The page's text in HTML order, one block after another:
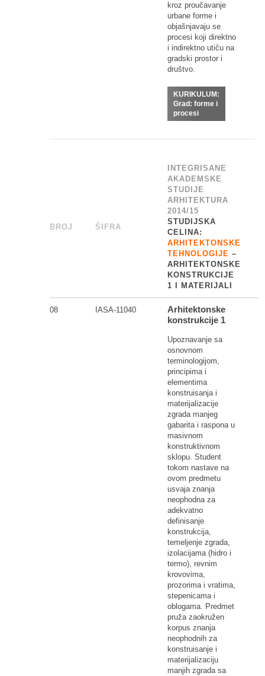
kroz proučavanje
urbane forme i
objašnjavaju se
procesi koji direktno
i indirektno utiču na
gradski prostor i
društvo.
KURIKULUM:
Grad: forme i
procesi
BROJ ŠIFRA
INTEGRISANE
AKADEMSKE
STUDIJE
ARHITEKTURA
2014/15
STUDIJSKA
CELINA:
ARHITEKTONSKE
TEHNOLOGIJE –
ARHITEKTONSKE
KONSTRUKCIJE
1 I MATERIJALI
08 IASA-11040
Arhitektonske
konstrukcije 1
Upoznavanje sa
osnovnom
terminologijom,
principima i
elementima
konstruisanja i
materijalizacije
zgrada manjeg
gabarita i raspona u
masivnom
konstruktivnom
sklopu. Student
tokom nastave na
ovom predmetu
usvaja znanja
neophodna za
adekvatno
definisanje
konstrukcija,
temeljenje zgrada,
izolacijama (hidro i
termo), revnim
krovovima,
prozorima i vratima,
stepenicama i
oblogama. Predmet
pruža zaokružen
korpus znanja
neophodnih za
konstruisanje i
materijalizaciju
manjih zgrada sa